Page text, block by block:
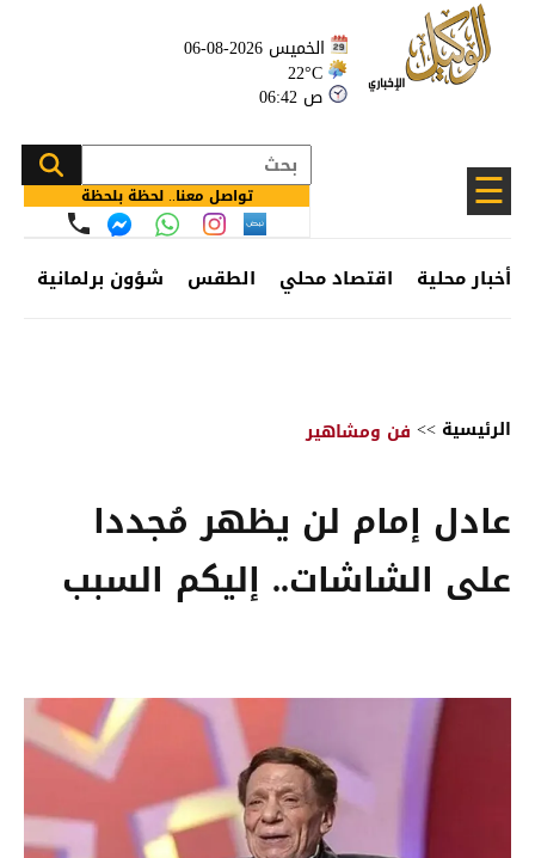
الخميس 2026-08-06
22°C
06:42 ص
☰ تواصل معنا.. لحظة بلحظة
أخبار محلية اقتصاد محلي الطقس شؤون برلمانية
الرئيسية >> فن ومشاهير
عادل إمام لن يظهر مُجددا
على الشاشات.. إليكم السبب